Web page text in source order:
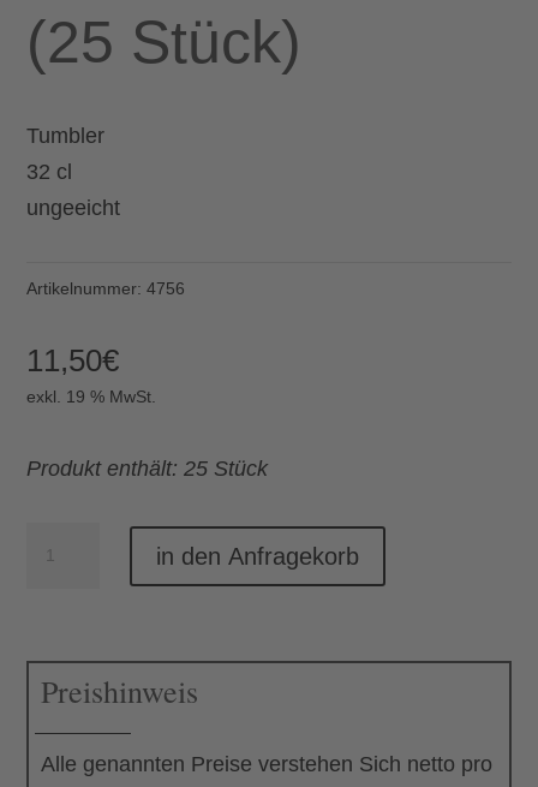
(25 Stück)
Tumbler
32 cl
ungeeicht
Artikelnummer:4756
11,50€
exkl. 19 % MwSt.
Produkt enthält: 25 Stück
in den Anfragekorb
Preishinweis
Alle genannten Preise verstehen Sich netto pro